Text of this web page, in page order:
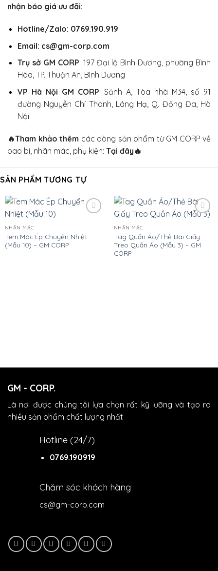
nhận báo giá ưu đãi:
Hotline/Zalo: 0769.190.919
Email: cs@gm-corp.com
Trụ sở GM CORP: 197 Đại lộ Bình Dương, phường Bình
Hòa, TP. Thuận An, Bình Dương
VP Hà Nội GM CORP:Sảnh A, Tòa nhà M34, số 91
đường Nguyễn Chí Thanh, Láng Hạ, Q. Đống Đa, Hà
Nội
🔥Tham khảo thêm các dòng sản phẩm từ GM CORP về
bao bì, nhãn mác, phụ kiện: Tại đây 🔥
SẢN PHẨM TƯƠNG TỰ
wishlist
NHÃN MÁC
Tem Mác Ép Chuyển Nhiệt
(Mẫu 10) – GM CORP
wishlist
NHÃN MÁC
Tag Quần Áo/Thẻ Bài Giấy
Treo Quần Áo (Mẫu 3) – GM
CORP
GM - CORP.
Là nơi được chúng tôi lựa chọn rất kỹ lưỡng và tạo ra
nhiều sản phẩm chất lượng nhất
Hotline (24/7)
0769.190919
Chăm sóc khách hàng
cs@gm-corp.com